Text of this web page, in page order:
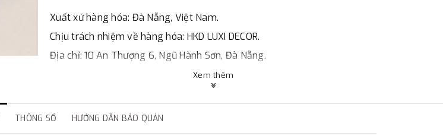
Xuất xứ hàng hóa: Đà Nẵng, Việt Nam.
Chịu trách nhiệm về hàng hóa: HKD LUXI DECOR.
Địa chỉ: 10 An Thượng 6, Ngũ Hành Sơn, Đà Nẵng.
✔
Đáp ứng đầy đủ giấy tờ báo giá, hợp đồng.
✔Xuất hóa đơn GTGT cho công ty.
Xem thêm
THÔNG SỐ HƯỚNG DẪN BẢO QUẢN